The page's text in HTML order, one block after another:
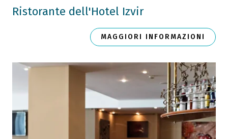
Ristorante dell'Hotel Izvir
MAGGIORI INFORMAZIONI